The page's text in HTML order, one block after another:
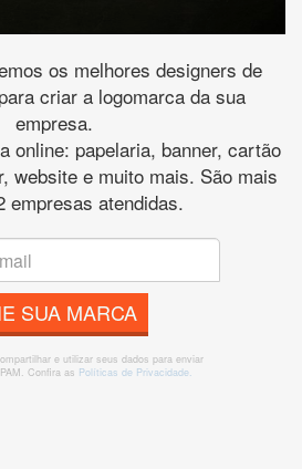
os melhores designers de
criar a logomarca da sua
empresa.
online: papelaria, banner, cartão
website e muito mais. São mais
empresas atendidas.
SUA MARCA
e utilizar seus dados para enviar
Confira as Políticas de Privacidade.